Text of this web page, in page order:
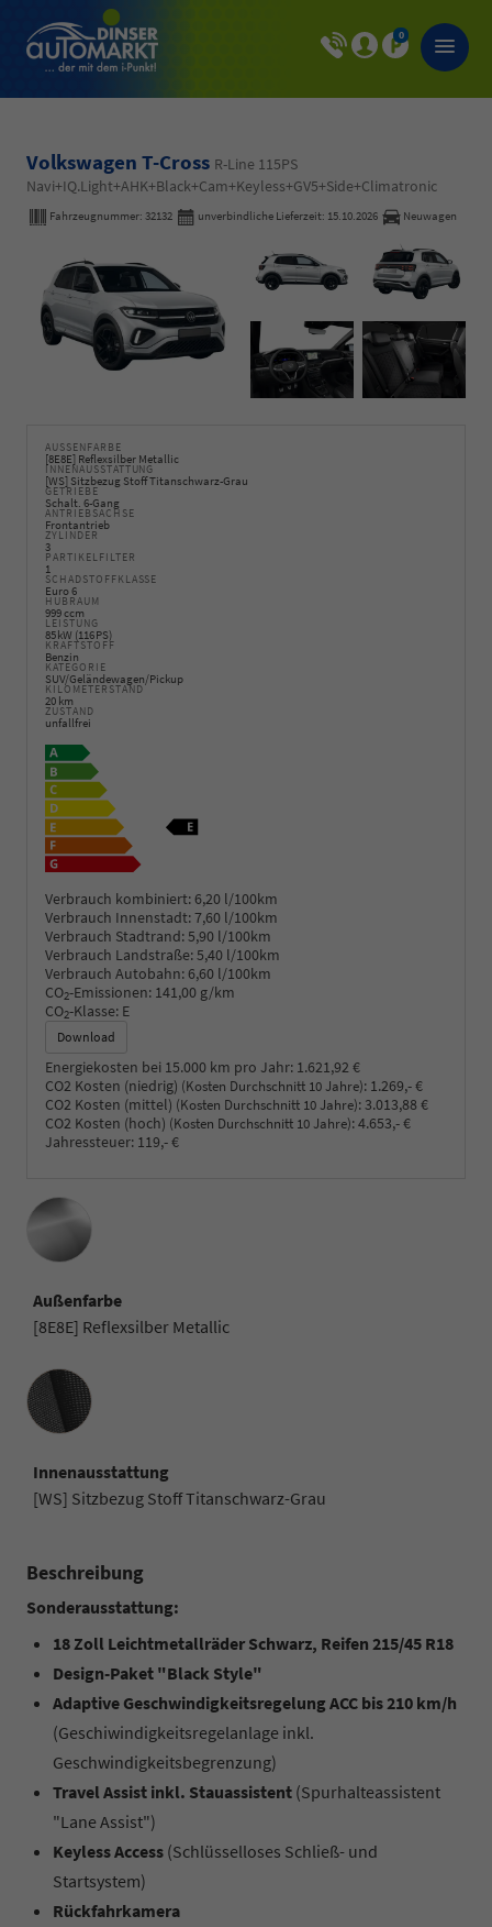
0
Volkswagen T-Cross R-Line 115PS
Navi+IQ.Light+AHK+Black+Cam+Keyless+GV5+Side+Climatronic
Fahrzeugnummer: 32132 unverbindliche Lieferzeit: 15.10.2026 Neuwagen
AUSSENFARBE
[8E8E] Reflexsilber Metallic
INNENAUSSTATTUNG
[WS] Sitzbezug Stoff Titanschwarz-Grau
GETRIEBE
Schalt. 6-Gang
ANTRIEBSACHSE
Frontantrieb
ZYLINDER
3
PARTIKELFILTER
1
SCHADSTOFFKLASSE
Euro 6
HUBRAUM
999 ccm
LEISTUNG
85 kW (116 PS)
KRAFTSTOFF
Benzin
KATEGORIE
SUV/Geländewagen/Pickup
KILOMETERSTAND
20 km
ZUSTAND
unfallfrei
Verbrauch kombiniert: 6,20 l/100km
Verbrauch Innenstadt:7,60 l/100km
Verbrauch Stadtrand:5,90 l/100km
Verbrauch Landstraße:5,40 l/100km
Verbrauch Autobahn: 6,60 l/100km
CO2-Emissionen: 141,00 g/km
CO2-Klasse: E
Download
Energiekosten bei 15.000 km pro Jahr: 1.621,92 €
CO2 Kosten (niedrig) (Kosten Durchschnitt 10 Jahre): 1.269,- €
CO2 Kosten (mittel) (Kosten Durchschnitt 10 Jahre):3.013,88 €
CO2 Kosten (hoch) (Kosten Durchschnitt 10 Jahre):4.653,- €
Jahressteuer: 119,- €
Außenfarbe
[8E8E] Reflexsilber Metallic
Innenausstattung
Innenausstattung
[WS] Sitzbezug Stoff Titanschwarz-Grau
Beschreibung
Sonderausstattung:
18 Zoll Leichtmetallräder Schwarz, Reifen 215/45 R18
Design-Paket "Black Style"
Adaptive Geschwindigkeitsregelung ACC bis 210 km/h
(Geschiwindigkeitsregelanlage inkl.
Geschwindigkeitsbegrenzung)
Travel Assist inkl. Stauassistent (Spurhalteassistent
"Lane Assist")
Keyless Access (Schlüsselloses Schließ- und
Startsystem)
Rückfahrkamera